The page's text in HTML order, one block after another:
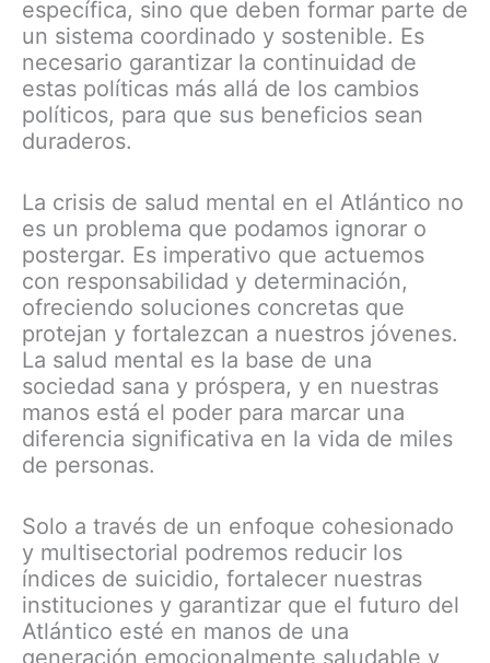
específica, sino que deben formar parte de
un sistema coordinado y sostenible. Es
necesario garantizar la continuidad de
estas políticas más allá de los cambios
políticos, para que sus beneficios sean
duraderos.
La crisis de salud mental en el Atlántico no
es un problema que podamos ignorar o
postergar. Es imperativo que actuemos
con responsabilidad y determinación,
ofreciendo soluciones concretas que
protejan y fortalezcan a nuestros jóvenes.
La salud mental es la base de una
sociedad sana y próspera, y en nuestras
manos está el poder para marcar una
diferencia significativa en la vida de miles
de personas.
Solo a través de un enfoque cohesionado
y multisectorial podremos reducir los
índices de suicidio, fortalecer nuestras
instituciones y garantizar que el futuro del
Atlántico esté en manos de una
generación emocionalmente saludable y